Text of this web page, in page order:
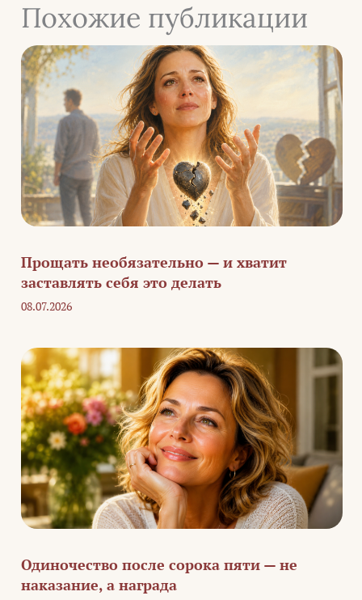
Похожие публикации
Прощать необязательно — и хватит
заставлять себя это делать
08.07.2026
Одиночество после сорока пяти — не
наказание, а награда